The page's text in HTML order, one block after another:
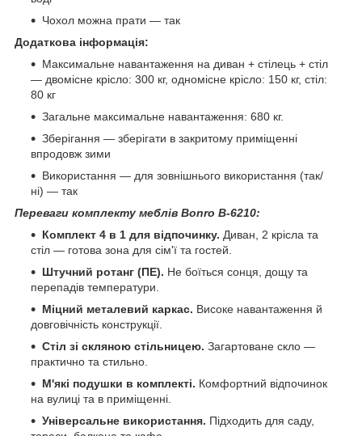
Чохол можна прати — так
Додаткова інформація:
Максимальне навантаження на диван + стілець + стіл
— двомісне крісло: 300 кг, одномісне крісло: 150 кг, стіл:
80 кг
Загальне максимальне навантаження: 680 кг.
Зберігання — зберігати в закритому приміщенні
впродовж зими
Використання — для зовнішнього використання (так/
ні) — так
Переваги комплекту меблів Bonro B-6210:
Комплект 4 в 1 для відпочинку. Диван, 2 крісла та
стіл — готова зона для сім'ї та гостей.
Штучний ротанг (ПЕ). Не боїться сонця, дощу та
перепадів температури.
Міцний металевий каркас. Високе навантаження й
довговічність конструкції.
Стіл зі скляною стільницею. Загартоване скло —
практично та стильно.
М'які подушки в комплекті. Комфортний відпочинок
на вулиці та в приміщенні.
Універсальне використання. Підходить для саду,